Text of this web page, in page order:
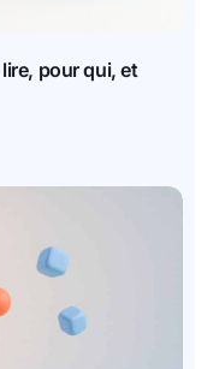
pour qui, et